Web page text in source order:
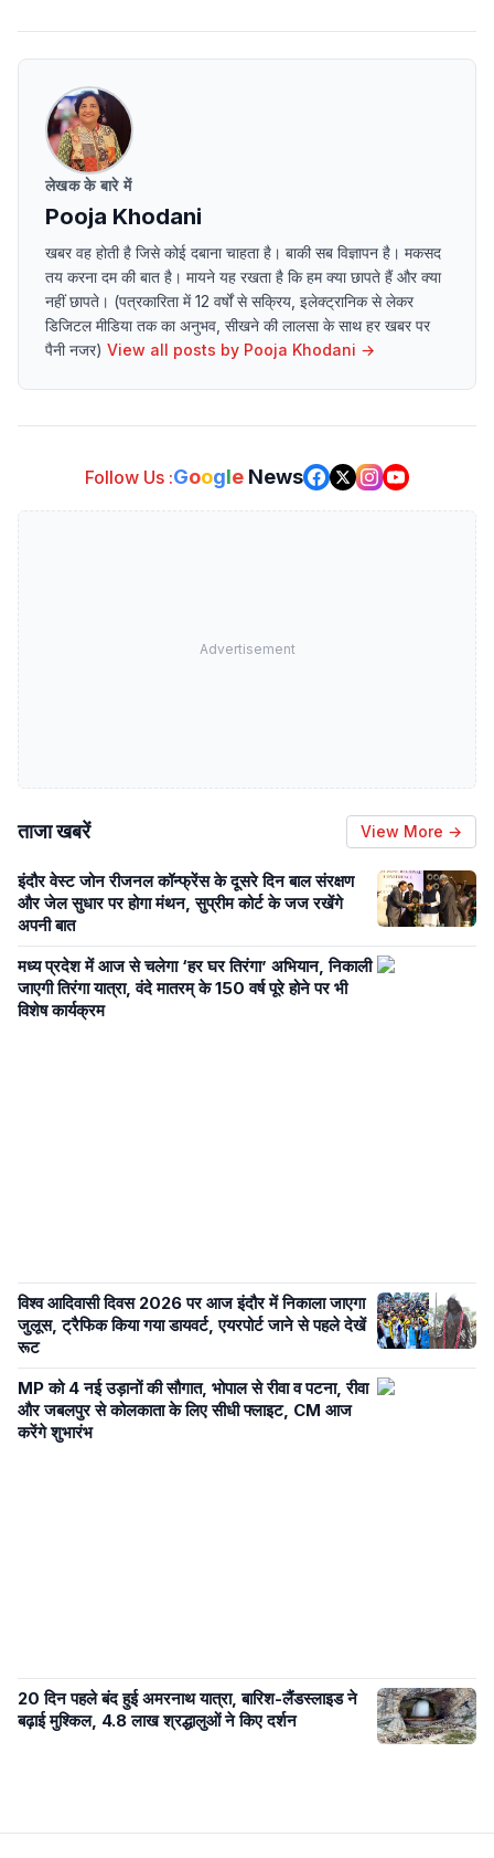
लेखक के बारे में
Pooja Khodani
खबर वह होती है जिसे कोई दबाना चाहता है। बाकी सब विज्ञापन है। मकसद
तय करना दम की बात है। मायने यह रखता है कि हम क्या छापते हैं और क्या
नहीं छापते। (पत्रकारिता में 12 वर्षों से सक्रिय, इलेक्ट्रानिक से लेकर
डिजिटल मीडिया तक का अनुभव, सीखने की लालसा के साथ हर खबर पर
पैनी नजर) View all posts by Pooja Khodani →
Follow Us :Google News
Advertisement
ताजा खबरें View More →
इंदौर वेस्ट जोन रीजनल कॉन्फ्रेंस के दूसरे दिन बाल संरक्षण
और जेल सुधार पर होगा मंथन, सुप्रीम कोर्ट के जज रखेंगे
अपनी बात
मध्य प्रदेश में आज से चलेगा ‘हर घर तिरंगा’ अभियान, निकाली
जाएगी तिरंगा यात्रा, वंदे मातरम् के 150 वर्ष पूरे होने पर भी
विशेष कार्यक्रम
विश्व आदिवासी दिवस 2026 पर आज इंदौर में निकाला जाएगा
जुलूस, ट्रैफिक किया गया डायवर्ट, एयरपोर्ट जाने से पहले देखें
रूट
MP को 4 नई उड़ानों की सौगात, भोपाल से रीवा व पटना, रीवा
और जबलपुर से कोलकाता के लिए सीधी फ्लाइट, CM आज
करेंगे शुभारंभ
20 दिन पहले बंद हुई अमरनाथ यात्रा, बारिश-लैंडस्लाइड ने
बढ़ाई मुश्किल, 4.8 लाख श्रद्धालुओं ने किए दर्शन